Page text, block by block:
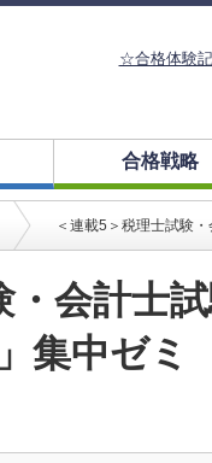
☆合格体験
合格戦略
＜連載5＞税理士試験
・会計士
中ゼミ